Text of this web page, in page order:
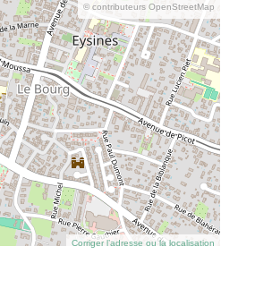
© contributeurs OpenStreetMap
Corriger l’adresse ou la localisation